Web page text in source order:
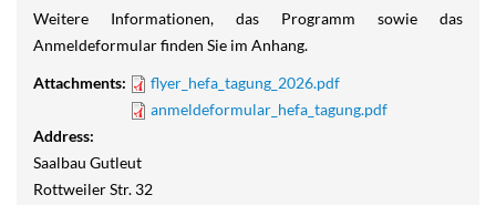
Weitere Informationen, das Programm sowie das
Anmeldeformular finden Sie im Anhang.
Attachments:
flyer_hefa_tagung_2026.pdf
anmeldeformular_hefa_tagung.pdf
Address:
Saalbau Gutleut
Rottweiler Str. 32